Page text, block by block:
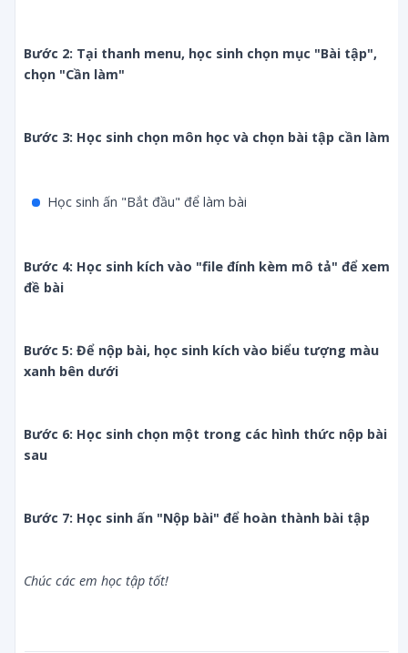
Bước 2: Tại thanh menu, học sinh chọn mục "Bài tập",
chọn "Cần làm"
Bước 3: Học sinh chọn môn học và chọn bài tập cần làm
Học sinh ấn "Bắt đầu" để làm bài
Bước 4: Học sinh kích vào "file đính kèm mô tả" để xem
đề bài
Bước 5: Để nộp bài, học sinh kích vào biểu tượng màu
xanh bên dưới
Bước 6: Học sinh chọn một trong các hình thức nộp bài
sau
Bước 7: Học sinh ấn "Nộp bài" để hoàn thành bài tập
Chúc các em học tập tốt!